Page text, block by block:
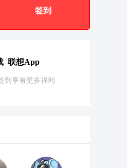
签到
联想App
到享有更多福利